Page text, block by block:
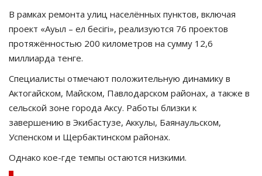
В рамках ремонта улиц населённых пунктов, включая
проект «Ауыл – ел бесігі», реализуются 76 проектов
протяжённостью 200 километров на сумму 12,6
миллиарда тенге.
Специалисты отмечают положительную динамику в
Актогайском, Майском, Павлодарском районах, а также в
сельской зоне города Аксу. Работы близки к
завершению в Экибастузе, Аккулы, Баянаульском,
Успенском и Щербактинском районах.
Однако кое-где темпы остаются низкими.